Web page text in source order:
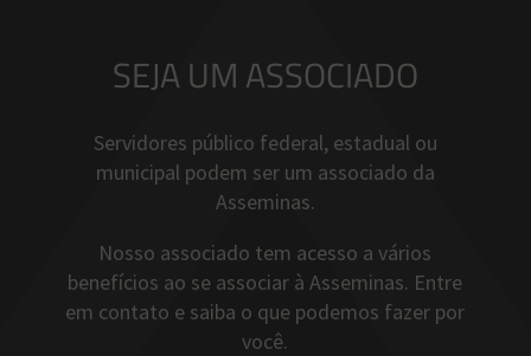
SEJA UM ASSOCIADO
Servidores público federal, estadual ou
municipal podem ser um associado da
Asseminas.
Nosso associado tem acesso a vários
benefícios ao se associar à Asseminas. Entre
em contato e saiba o que podemos fazer por
você.